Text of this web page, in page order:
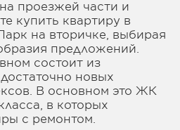
проезжей части и
купить квартиру в
на вторичке, выбирая
предложений.
состоит из
новых
В основном это ЖК
в которых
с ремонтом.